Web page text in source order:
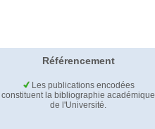
Référencement
Les publications encodées
constituent la bibliographie académique
de l'Université.